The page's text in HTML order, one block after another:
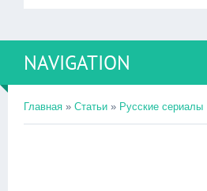
NAVIGATION
Главная » Статьи » Русские сериалы